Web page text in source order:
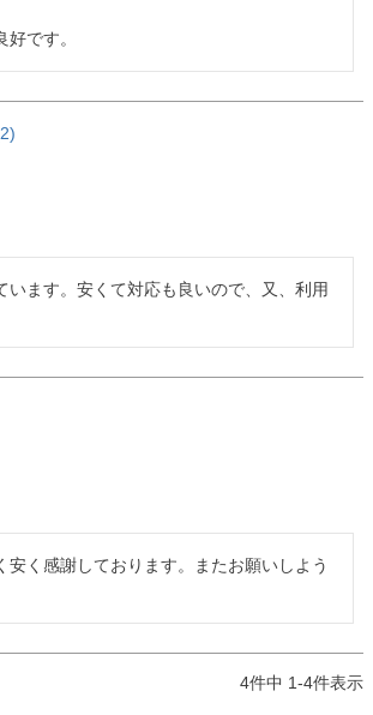
です。
2
います。安くて対応も良いので、又、利用
安く感謝しております。またお願いしよう
4件中 1-4件表示